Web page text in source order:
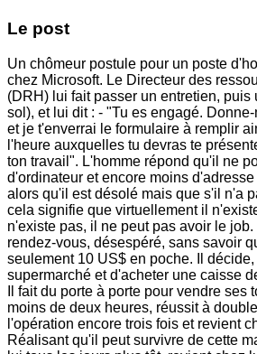
Le post
Un chômeur postule pour un poste
chez Microsoft. Le Directeur des
(DRH) lui fait passer un entretien, puis
sol), et lui dit : - "Tu es engagé.
et je t'enverrai le formulaire à remplir
l'heure auxquelles tu devras te
ton travail". L'homme répond qu'il ne
d'ordinateur et encore moins
alors qu'il est désolé mais que s'il n'a
cela signifie que virtuellement il
n'existe pas, il ne peut pas avoir le
rendez-vous, désespéré, sans savoir
seulement 10 US$ en poche. Il
supermarché et d'acheter une caisse
Il fait du porte à porte pour vendre ses
moins de deux heures, réussit à
l'opération encore trois fois et revient
Réalisant qu'il peut survivre de cette